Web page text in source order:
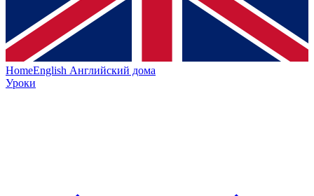
HomeEnglish Английский дома
Уроки